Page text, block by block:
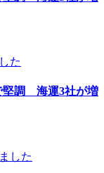
た
堅調 海運3社が増
した